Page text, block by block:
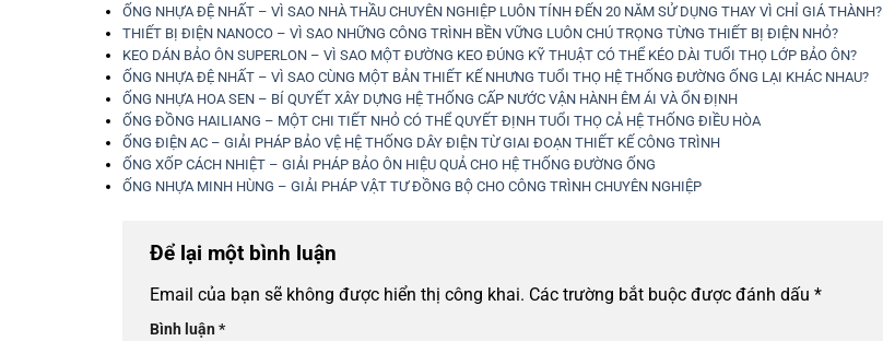
ỐNG NHỰA ĐỆ NHẤT – VÌ SAO NHÀ THẦU CHUYÊN NGHIỆP LUÔN TÍNH ĐẾN 20 NĂM SỬ DỤNG THAY VÌ CHỈ GIÁ THÀNH?
THIẾT BỊ ĐIỆN NANOCO – VÌ SAO NHỮNG CÔNG TRÌNH BỀN VỮNG LUÔN CHÚ TRỌNG TỪNG THIẾT BỊ ĐIỆN NHỎ?
KEO DÁN BẢO ÔN SUPERLON – VÌ SAO MỘT ĐƯỜNG KEO ĐÚNG KỸ THUẬT CÓ THỂ KÉO DÀI TUỔI THỌ LỚP BẢO ÔN?
ỐNG NHỰA ĐỆ NHẤT – VÌ SAO CÙNG MỘT BẢN THIẾT KẾ NHƯNG TUỔI THỌ HỆ THỐNG ĐƯỜNG ỐNG LẠI KHÁC NHAU?
ỐNG NHỰA HOA SEN – BÍ QUYẾT XÂY DỰNG HỆ THỐNG CẤP NƯỚC VẬN HÀNH ÊM ÁI VÀ ỔN ĐỊNH
ỐNG ĐỒNG HAILIANG – MỘT CHI TIẾT NHỎ CÓ THỂ QUYẾT ĐỊNH TUỔI THỌ CẢ HỆ THỐNG ĐIỀU HÒA
ỐNG ĐIỆN AC – GIẢI PHÁP BẢO VỆ HỆ THỐNG DÂY ĐIỆN TỪ GIAI ĐOẠN THIẾT KẾ CÔNG TRÌNH
ỐNG XỐP CÁCH NHIỆT – GIẢI PHÁP BẢO ÔN HIỆU QUẢ CHO HỆ THỐNG ĐƯỜNG ỐNG
ỐNG NHỰA MINH HÙNG – GIẢI PHÁP VẬT TƯ ĐỒNG BỘ CHO CÔNG TRÌNH CHUYÊN NGHIỆP
Để lại một bình luận
Email của bạn sẽ không được hiển thị công khai. Các trường bắt buộc được đánh dấu *
Bình luận *